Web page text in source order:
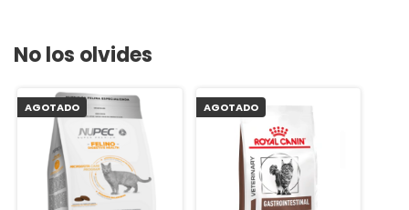
No los olvides
AGOTADO AGOTADO